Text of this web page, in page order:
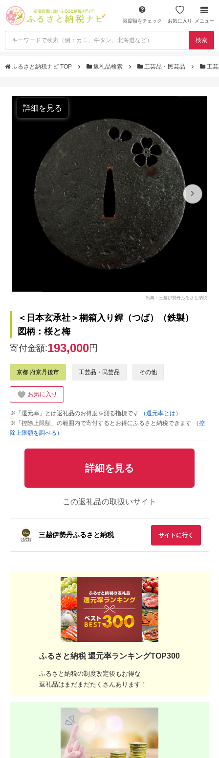
限度額をチェック お気に入り メニュー
検索
ふるさと納税ナビ TOP 返礼品検索 工芸品・民芸品 工芸
詳細を見る
出典：三越伊勢丹ふるさと納税
＜日本玄承社＞桐箱入り鐔（つば）（鉄製）
図柄：桜と梅
寄付金額:193,000円
京都 府京丹後市 工芸品・民芸品 その他
お気に入り
※「還元率」とは返礼品のお得度を測る指標です
（還元率とは）
※「控除上限額」の範囲内で寄付するとお得にふるさと納税できます
（控
除上限額を調べる）
詳細を見る
この返礼品の取扱いサイト
三越伊勢丹ふるさと納税 サイトに行く
ふるさと納税 還元率ランキングTOP300
ふるさと納税の制度改定後もお得な
返礼品はまだまだたくさんあります！